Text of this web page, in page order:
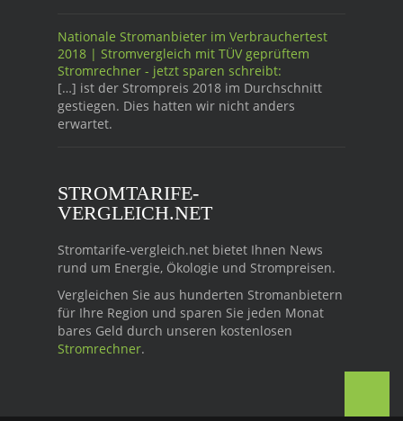
Nationale Stromanbieter im Verbrauchertest
2018 | Stromvergleich mit TÜV geprüftem
Stromrechner - jetzt sparen schreibt:
[…] ist der Strompreis 2018 im Durchschnitt
gestiegen. Dies hatten wir nicht anders
erwartet.
STROMTARIFE-
VERGLEICH.NET
Stromtarife-vergleich.net bietet Ihnen News
rund um Energie, Ökologie und Strompreisen.
Vergleichen Sie aus hunderten Stromanbietern
für Ihre Region und sparen Sie jeden Monat
bares Geld durch unseren kostenlosen
Stromrechner.